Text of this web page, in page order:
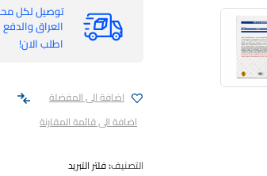
توصيل لكل
العراق
اطلب الان!
اضافة الى المفضلة
اضافة الى قائمة المقارنة
التصنيف:فلتر التبريد